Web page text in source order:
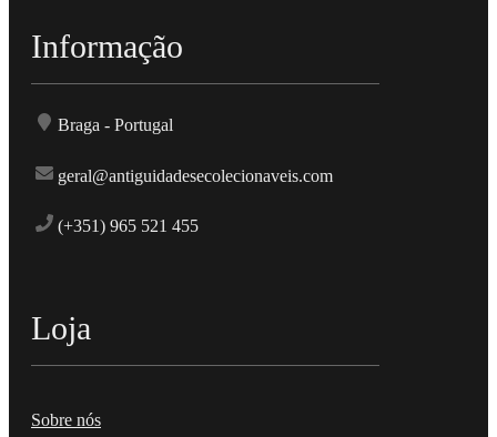
Informação
Braga - Portugal
geral@antiguidadesecolecionaveis.com
(+351) 965 521 455
Loja
Sobre nós